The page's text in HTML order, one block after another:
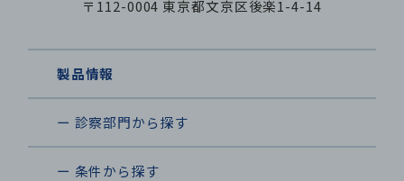
〒112-0004 東京都文京区後楽1-4-14
製品情報
ー 診察部門から探す
ー 条件から探す